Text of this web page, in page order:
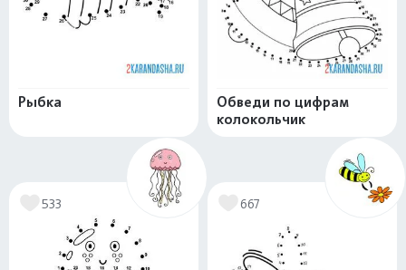
Рыбка
Обведи по цифрам
колокольчик
533 667